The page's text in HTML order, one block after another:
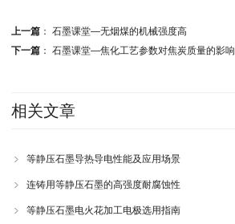
上一篇： 石墨课堂—无烟煤的机械强度高
下一篇： 石墨课堂—焦化工艺参数对焦炭质量的影响
相关文章
等静压石墨导热导电性能及应用场景
连铸用等静压石墨的高强度耐腐蚀性
等静压石墨电火花加工电极选用指南